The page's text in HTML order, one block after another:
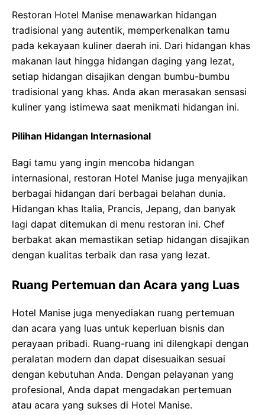
Restoran Hotel Manise menawarkan hidangan
tradisional yang autentik, memperkenalkan tamu
pada kekayaan kuliner daerah ini. Dari hidangan khas
makanan laut hingga hidangan daging yang lezat,
setiap hidangan disajikan dengan bumbu-bumbu
tradisional yang khas. Anda akan merasakan sensasi
kuliner yang istimewa saat menikmati hidangan ini.
Pilihan Hidangan Internasional
Bagi tamu yang ingin mencoba hidangan
internasional, restoran Hotel Manise juga menyajikan
berbagai hidangan dari berbagai belahan dunia.
Hidangan khas Italia, Prancis, Jepang, dan banyak
lagi dapat ditemukan di menu restoran ini. Chef
berbakat akan memastikan setiap hidangan disajikan
dengan kualitas terbaik dan rasa yang lezat.
Ruang Pertemuan dan Acara yang Luas
Hotel Manise juga menyediakan ruang pertemuan
dan acara yang luas untuk keperluan bisnis dan
perayaan pribadi. Ruang-ruang ini dilengkapi dengan
peralatan modern dan dapat disesuaikan sesuai
dengan kebutuhan Anda. Dengan pelayanan yang
profesional, Anda dapat mengadakan pertemuan
atau acara yang sukses di Hotel Manise.